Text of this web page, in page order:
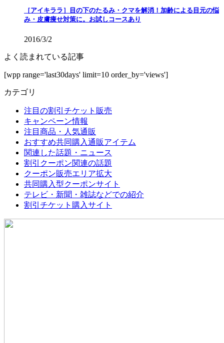
［アイキララ］目の下のたるみ・クマを解消！加齢による目元の悩
み・皮膚痩せ対策に。お試しコースあり
2016/3/2
よく読まれている記事
[wpp range='last30days' limit=10 order_by='views']
カテゴリ
注目の割引チケット販売
キャンペーン情報
注目商品・人気通販
おすすめ共同購入通販アイテム
関連した話題・ニュース
割引クーポン関連の話題
クーポン販売エリア拡大
共同購入型クーポンサイト
テレビ・新聞・雑誌などでの紹介
割引チケット購入サイト